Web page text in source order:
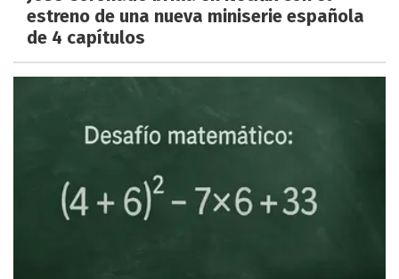
estreno de una nueva miniserie española
de 4 capítulos